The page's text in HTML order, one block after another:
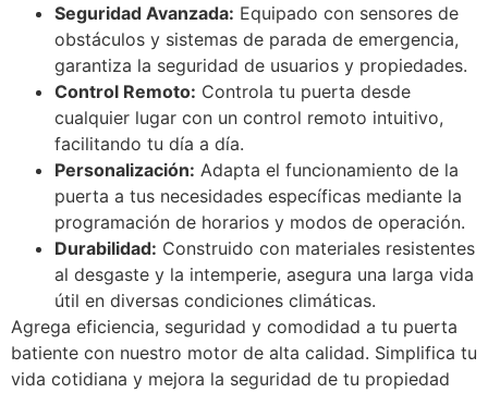
Seguridad Avanzada: Equipado con sensores de
obstáculos y sistemas de parada de emergencia,
garantiza la seguridad de usuarios y propiedades.
Control Remoto: Controla tu puerta desde
cualquier lugar con un control remoto intuitivo,
facilitando tu día a día.
Personalización: Adapta el funcionamiento de la
puerta a tus necesidades específicas mediante la
programación de horarios y modos de operación.
Durabilidad: Construido con materiales resistentes
al desgaste y la intemperie, asegura una larga vida
útil en diversas condiciones climáticas.
Agrega eficiencia, seguridad y comodidad a tu puerta
batiente con nuestro motor de alta calidad. Simplifica tu
vida cotidiana y mejora la seguridad de tu propiedad